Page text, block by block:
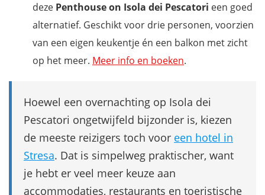
deze Penthouse on Isola dei Pescatori een goed
alternatief. Geschikt voor drie personen, voorzien
van een eigen keukentje én een balkon met zicht
op het meer. Meer info en boeken.
Hoewel een overnachting op Isola dei
Pescatori ongetwijfeld bijzonder is, kiezen
de meeste reizigers toch voor een hotel in
Stresa. Dat is simpelweg praktischer, want
je hebt er veel meer keuze aan
accommodaties, restaurants en toeristische